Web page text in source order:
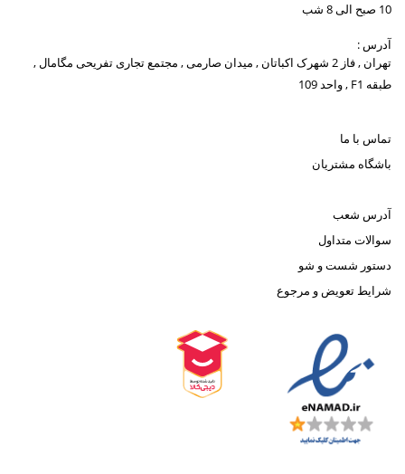
10 صبح الی 8 شب
آدرس :
تهران , فاز 2 شهرک اکباتان , میدان صارمی , مجتمع تجاری تفریحی مگامال ,
طبقه F1 , واحد 109
تماس با ما
باشگاه مشتریان
آدرس شعب
سوالات متداول
دستور شست و شو
شرایط تعویض و مرجوع